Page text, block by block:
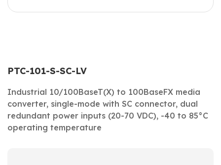
PTC-101-S-SC-LV
Industrial 10/100BaseT(X) to 100BaseFX media
converter, single-mode with SC connector, dual
redundant power inputs (20-70 VDC), -40 to 85°C
operating temperature